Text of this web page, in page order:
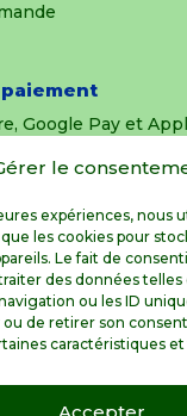
le
expériences, nous
les cookies pour
Le fait de
des données telles
ou les ID
ou de retirer son
caractéristiques
Accepter
Google Pay et
8 jours pour les
15 jours pour
réserve de stock